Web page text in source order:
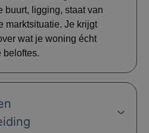
buurt, ligging, staat van
marktsituatie. Je krijgt
wat je woning écht
beloftes.